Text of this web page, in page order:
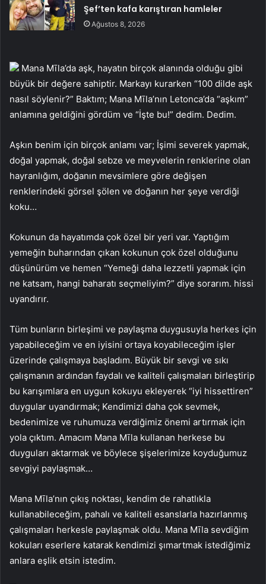
Şef’ten kafa karıştıran hamleler
Ağustos 8, 2026
Mana Mīla’da aşk, hayatın birçok alanında olduğu gibi
büyük bir değere sahiptir. Markayı kurarken “100 dilde aşk
nasıl söylenir?” Baktım; Mana Mīla’nın Letonca’da “aşkım”
anlamına geldiğini gördüm ve “İşte bu!” dedim. Dedim.
Aşkın benim için birçok anlamı var; İşimi severek yapmak,
doğal yapmak, doğal sebze ve meyvelerin renklerine olan
hayranlığım, doğanın mevsimlere göre değişen
renklerindeki görsel şölen ve doğanın her şeye verdiği
koku…
Kokunun da hayatımda çok özel bir yeri var. Yaptığım
yemeğin buharından çıkan kokunun çok özel olduğunu
düşünürüm ve hemen “Yemeği daha lezzetli yapmak için
ne katsam, hangi baharatı seçmeliyim?” diye sorarım. hissi
uyandırır.
Tüm bunların birleşimi ve paylaşma duygusuyla herkes için
yapabileceğim ve en iyisini ortaya koyabileceğim işler
üzerinde çalışmaya başladım. Büyük bir sevgi ve sıkı
çalışmanın ardından faydalı ve kaliteli çalışmaları birleştirip
bu karışımlara en uygun kokuyu ekleyerek “iyi hissettiren”
duygular uyandırmak; Kendimizi daha çok sevmek,
bedenimize ve ruhumuza verdiğimiz önemi artırmak için
yola çıktım. Amacım Mana Mīla kullanan herkese bu
duyguları aktarmak ve böylece şişelerimize koyduğumuz
sevgiyi paylaşmak…
Mana Mīla’nın çıkış noktası, kendim de rahatlıkla
kullanabileceğim, pahalı ve kaliteli esanslarla hazırlanmış
çalışmaları herkesle paylaşmak oldu. Mana Mīla sevdiğim
kokuları eserlere katarak kendimizi şımartmak istediğimiz
anlara eşlik etsin istedim.